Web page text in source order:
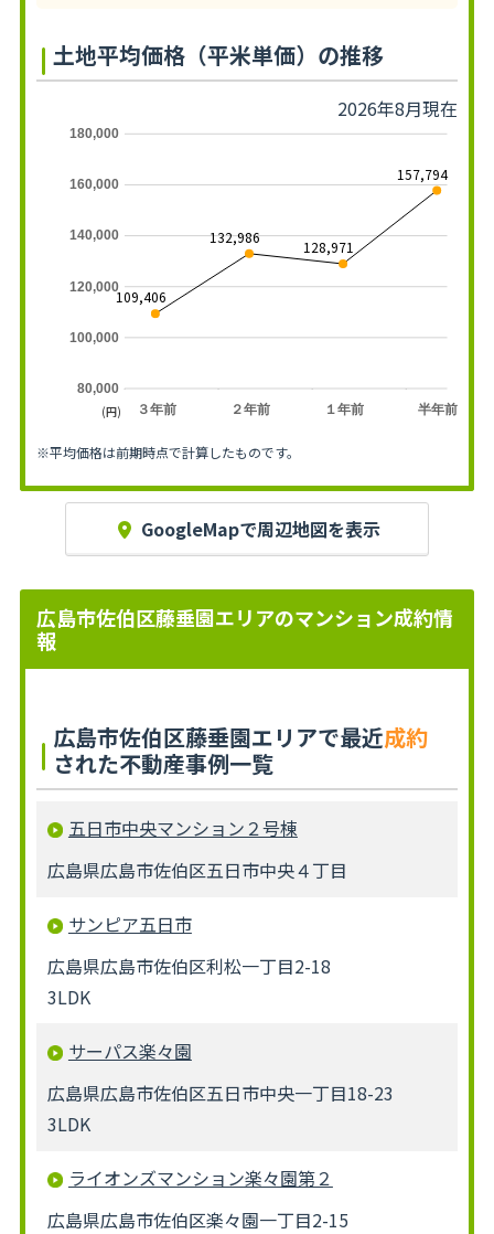
土地平均価格（平米単価）の推移
2026年8月現在
３年前 ２年前 １年前 半年前
80,000
100,000
120,000
140,000
160,000
180,000
109,406
132,986
128,971
157,794
(円)
※平均価格は前期時点で計算したものです。
GoogleMapで周辺地図を表示
広島市佐伯区藤垂園エリアのマンション成約情
報
広島市佐伯区藤垂園エリアで最近成約
された不動産事例一覧
五日市中央マンション２号棟
広島県広島市佐伯区五日市中央４丁目
サンピア五日市
広島県広島市佐伯区利松一丁目2-18
3LDK
サーパス楽々園
広島県広島市佐伯区五日市中央一丁目18-23
3LDK
ライオンズマンション楽々園第２
広島県広島市佐伯区楽々園一丁目2-15